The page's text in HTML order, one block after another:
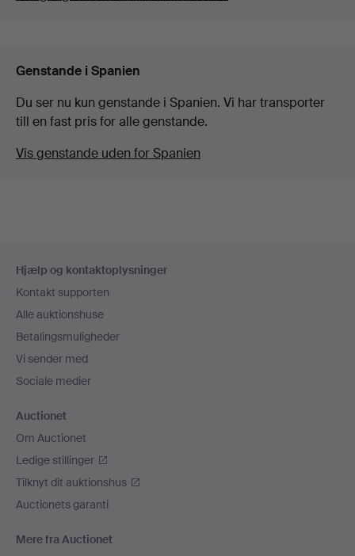
Genstande i Spanien
Du ser nu kun genstande i Spanien. Vi har transporter
till en fast pris for alle genstande.
Vis genstande uden for Spanien
Hjælp og kontaktoplysninger
Kontakt supporten
Alle auktionshuse
Betalingsmuligheder
Vi sender med
Sociale medier
Auctionet
Om Auctionet
Ledige stillinger
Tilknyt dit auktionshus
Auctionets garanti
Mere fra Auctionet